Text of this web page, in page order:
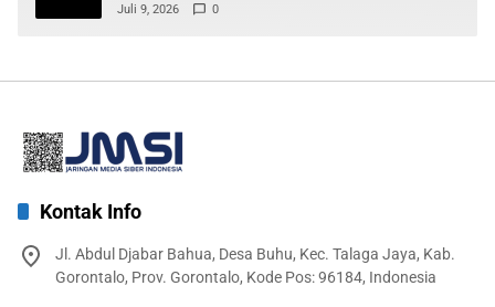
Juli 9, 2026 0
Kontak Info
Jl. Abdul Djabar Bahua, Desa Buhu, Kec. Talaga Jaya, Kab.
Gorontalo, Prov. Gorontalo, Kode Pos: 96184, Indonesia